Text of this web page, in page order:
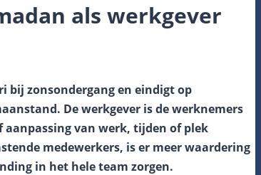
als werkgever
bij zonsondergang en eindigt op
De werkgever is de werknemers
van werk, tijden of plek
medewerkers, is er meer waardering
in het hele team zorgen.